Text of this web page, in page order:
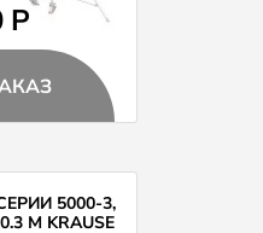
Р
5000-3,
М KRAUSE